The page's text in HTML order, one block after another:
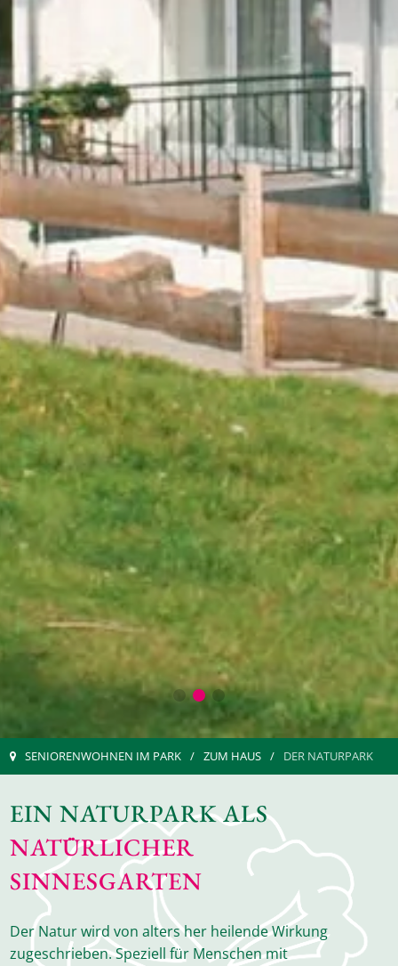
SENIORENWOHNEN IM PARK ZUM HAUS DER NATURPARK
EIN NATURPARK ALS
NATÜRLICHER
SINNESGARTEN
Der Natur wird von alters her heilende Wirkung
zugeschrieben. Speziell für Menschen mit